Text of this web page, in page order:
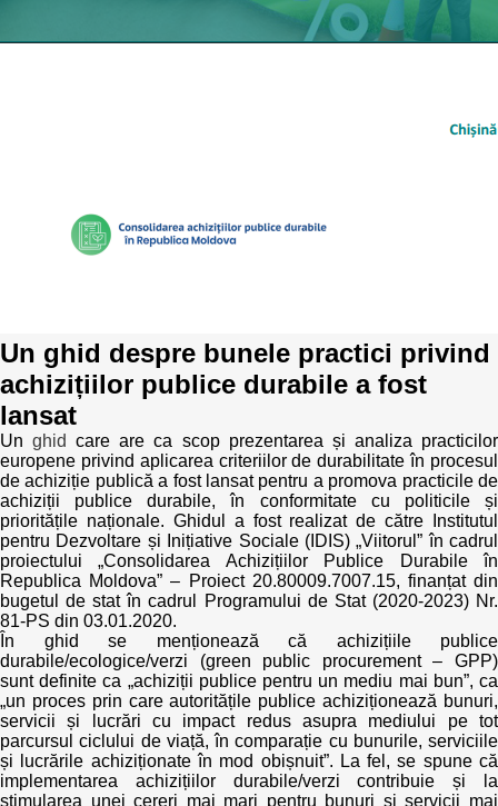
Reports
Notes & positions
Announcements
IDIS International Advisory Board
Best parctices
National Business Agenda
15 minutes of economic realism
Hybrid power
EU-STRAT bulletin
Transparency of state – owned enterprises
The best and the worst local policies in Moldova
Democracy, independence and transparency of key
public institutions in Moldova
Integrity of public procurement in Moldova
Public procurement
Un ghid despre bunele practici privind
achizițiilor publice durabile a fost
lansat
Unghid care are ca scop prezentarea și analiza practicilor
europene privind aplicarea criteriilor de durabilitate în procesul
de achiziție publică a fost lansat pentru a promova practicile de
achiziții publice durabile, în conformitate cu politicile și
prioritățile naționale. Ghidul a fost realizat de către Institutul
pentru Dezvoltare și Inițiative Sociale (IDIS) „Viitorul” în cadrul
proiectului „Consolidarea Achizițiilor Publice Durabile în
Republica Moldova” – Proiect 20.80009.7007.15, finanțat din
bugetul de stat în cadrul Programului de Stat (2020-2023) Nr.
81-PS din 03.01.2020.
În ghid se menționează că achizițiile publice
durabile/ecologice/verzi (green public procurement – GPP)
sunt definite ca „achiziții publice pentru un mediu mai bun”, ca
„un proces prin care autoritățile publice achiziționează bunuri,
servicii și lucrări cu impact redus asupra mediului pe tot
parcursul ciclului de viață, în comparație cu bunurile, serviciile
și lucrările achiziționate în mod obișnuit”. La fel, se spune că
implementarea achizițiilor durabile/verzi contribuie și la
stimularea unei cereri mai mari pentru bunuri și servicii mai